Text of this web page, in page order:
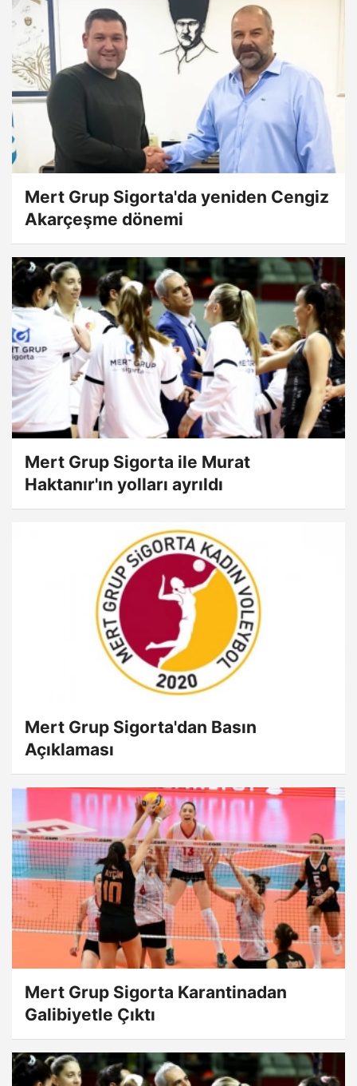
Mert Grup Sigorta'da yeniden Cengiz
Akarçeşme dönemi
Mert Grup Sigorta ile Murat
Haktanır'ın yolları ayrıldı
Mert Grup Sigorta'dan Basın
Açıklaması
Mert Grup Sigorta Karantinadan
Galibiyetle Çıktı